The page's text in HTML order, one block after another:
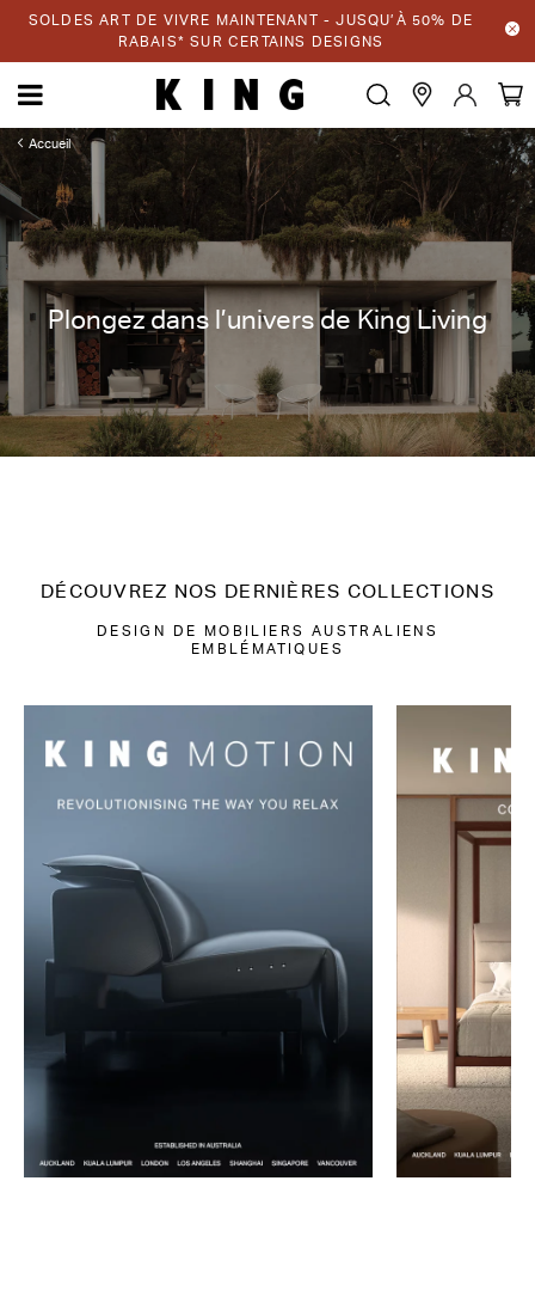
SOLDES ART DE VIVRE MAINTENANT - JUSQU’À 50% DE
RABAIS* SUR CERTAINS DESIGNS
Accueil
Plongez dans l’univers de King Living
DÉCOUVREZ NOS DERNIÈRES COLLECTIONS
DESIGN DE MOBILIERS AUSTRALIENS
EMBLÉMATIQUES